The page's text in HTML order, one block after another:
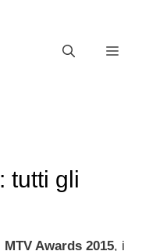
tutti gli
MTV Awards 2015, i